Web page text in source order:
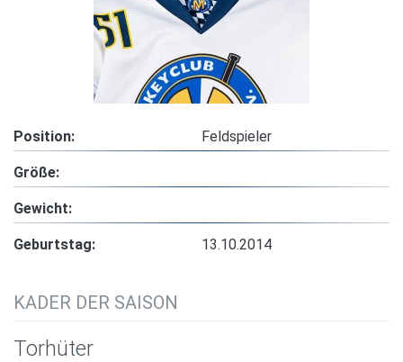
Position: Feldspieler
Größe:
Gewicht:
Geburtstag: 13.10.2014
KADER DER SAISON
Torhüter